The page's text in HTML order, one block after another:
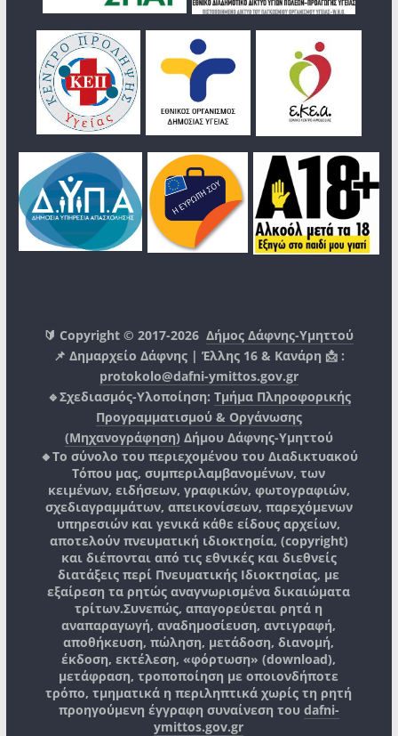
🔰 Copyright © 2017-2026Δήμος Δάφνης-Υμηττού
📌 Δημαρχείο Δάφνης | Έλλης 16 & Κανάρη 📩 :
protokolo@dafni-ymittos.gov.gr
🔹Σχεδιασμός-Υλοποίηση: Τμήμα Πληροφορικής
Προγραμματισμού & Οργάνωσης
(Μηχανογράφηση) Δήμου Δάφνης-Υμηττού
🔸Το σύνολο του περιεχομένου του Διαδικτυακού
Τόπου μας, συμπεριλαμβανομένων, των
κειμένων, ειδήσεων, γραφικών, φωτογραφιών,
σχεδιαγραμμάτων, απεικονίσεων, παρεχόμενων
υπηρεσιών και γενικά κάθε είδους αρχείων,
αποτελούν πνευματική ιδιοκτησία, (copyright)
και διέπονται από τις εθνικές και διεθνείς
διατάξεις περί Πνευματικής Ιδιοκτησίας, με
εξαίρεση τα ρητώς αναγνωρισμένα δικαιώματα
τρίτων.Συνεπώς, απαγορεύεται ρητά η
αναπαραγωγή, αναδημοσίευση, αντιγραφή,
αποθήκευση, πώληση, μετάδοση, διανομή,
έκδοση, εκτέλεση, «φόρτωση» (download),
μετάφραση, τροποποίηση με οποιονδήποτε
τρόπο, τμηματικά η περιληπτικά χωρίς τη ρητή
προηγούμενη έγγραφη συναίνεση του dafni-
ymittos.gov.gr